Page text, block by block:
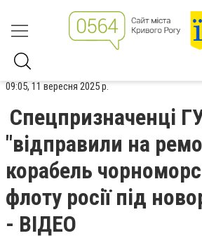
09:05, 11 вересня 2025 р.
Спецпризначенці
"відправили на
корабель
флоту росії під
- ВІДЕО